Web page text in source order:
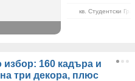
кв. Студентски
избор: 160 кадъра и
три декора, плюс